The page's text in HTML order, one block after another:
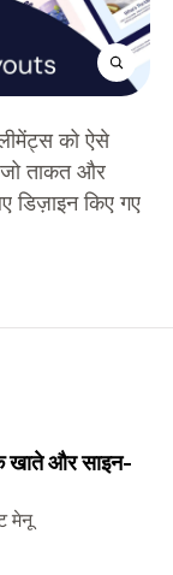
को ऐसे
ताकत और
डिज़ाइन किए गए
खाते और साइन-
मेनू